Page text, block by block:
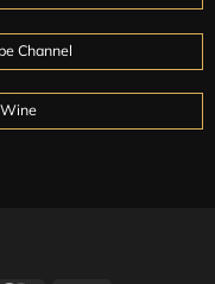
quản ở nơi mát mẻ,
nhiệt độ.
Channel